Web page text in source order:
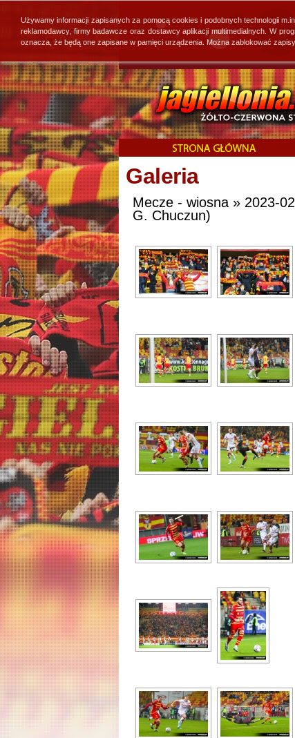
Galeria
Mecze - wiosna » 2023-
G. Chuczun)
Używamy informacji zapisanych za pomocą cookies i podobnych technologii
reklamodawcy, firmy badawcze oraz dostawcy aplikacji multimedialnych. W
oznacza, że będą one zapisane w pamięci urządzenia. Można zablokować